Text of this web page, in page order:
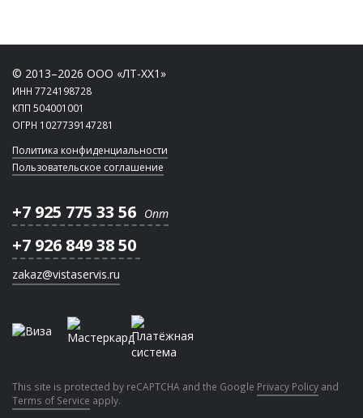
© 2013–2026 ООО «ЛТ-ХХ1»
ИНН 7724198728
КПП 504001001
ОГРН 1027739147281
Политика конфиденциальности
Пользовательское соглашение
+7 925 775 33 56 Опт
+7 926 849 38 50
zakaz@vistaservis.ru
This site is protected by reCAPTCHA and the Google Privacy Policy and
Terms of Service apply.